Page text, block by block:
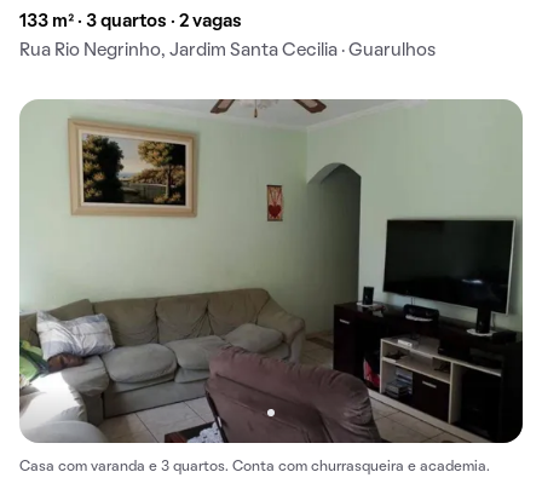
133 m² · 3 quartos · 2 vagas
Rua Rio Negrinho, Jardim Santa Cecilia · Guarulhos
Casa com varanda e 3 quartos. Conta com churrasqueira e academia.